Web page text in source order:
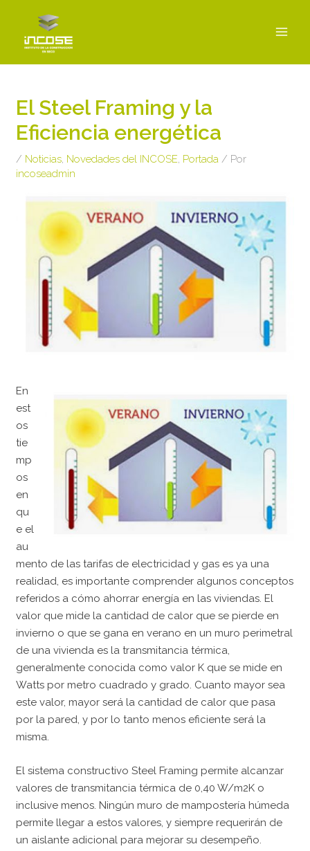
contenido
El Steel Framing y la
Eficiencia energética
/ Noticias Novedades del INCOSE Portada / Por
incoseadmin
En
est
os
tie
mp
os
en
qu
e el
au
mento de las tarifas de electricidad y gas es ya una
realidad, es importante comprender algunos conceptos
referidos a cómo ahorrar energía en las viviendas. El
valor que mide la cantidad de calor que se pierde en
invierno o que se gana en verano en un muro perimetral
de una vivienda es la transmitancia térmica,
generalmente conocida como valor K que se mide en
Watts por metro cuadrado y grado. Cuanto mayor sea
este valor, mayor será la cantidad de calor que pasa
por la pared, y por lo tanto menos eficiente será la
misma.
El sistema constructivo Steel Framing permite alcanzar
valores de transmitancia térmica de 0,40 W/m2K o
inclusive menos. Ningún muro de mampostería húmeda
permite llegar a estos valores, y siempre requerirán de
un aislante adicional para mejorar su desempeño.
entradas